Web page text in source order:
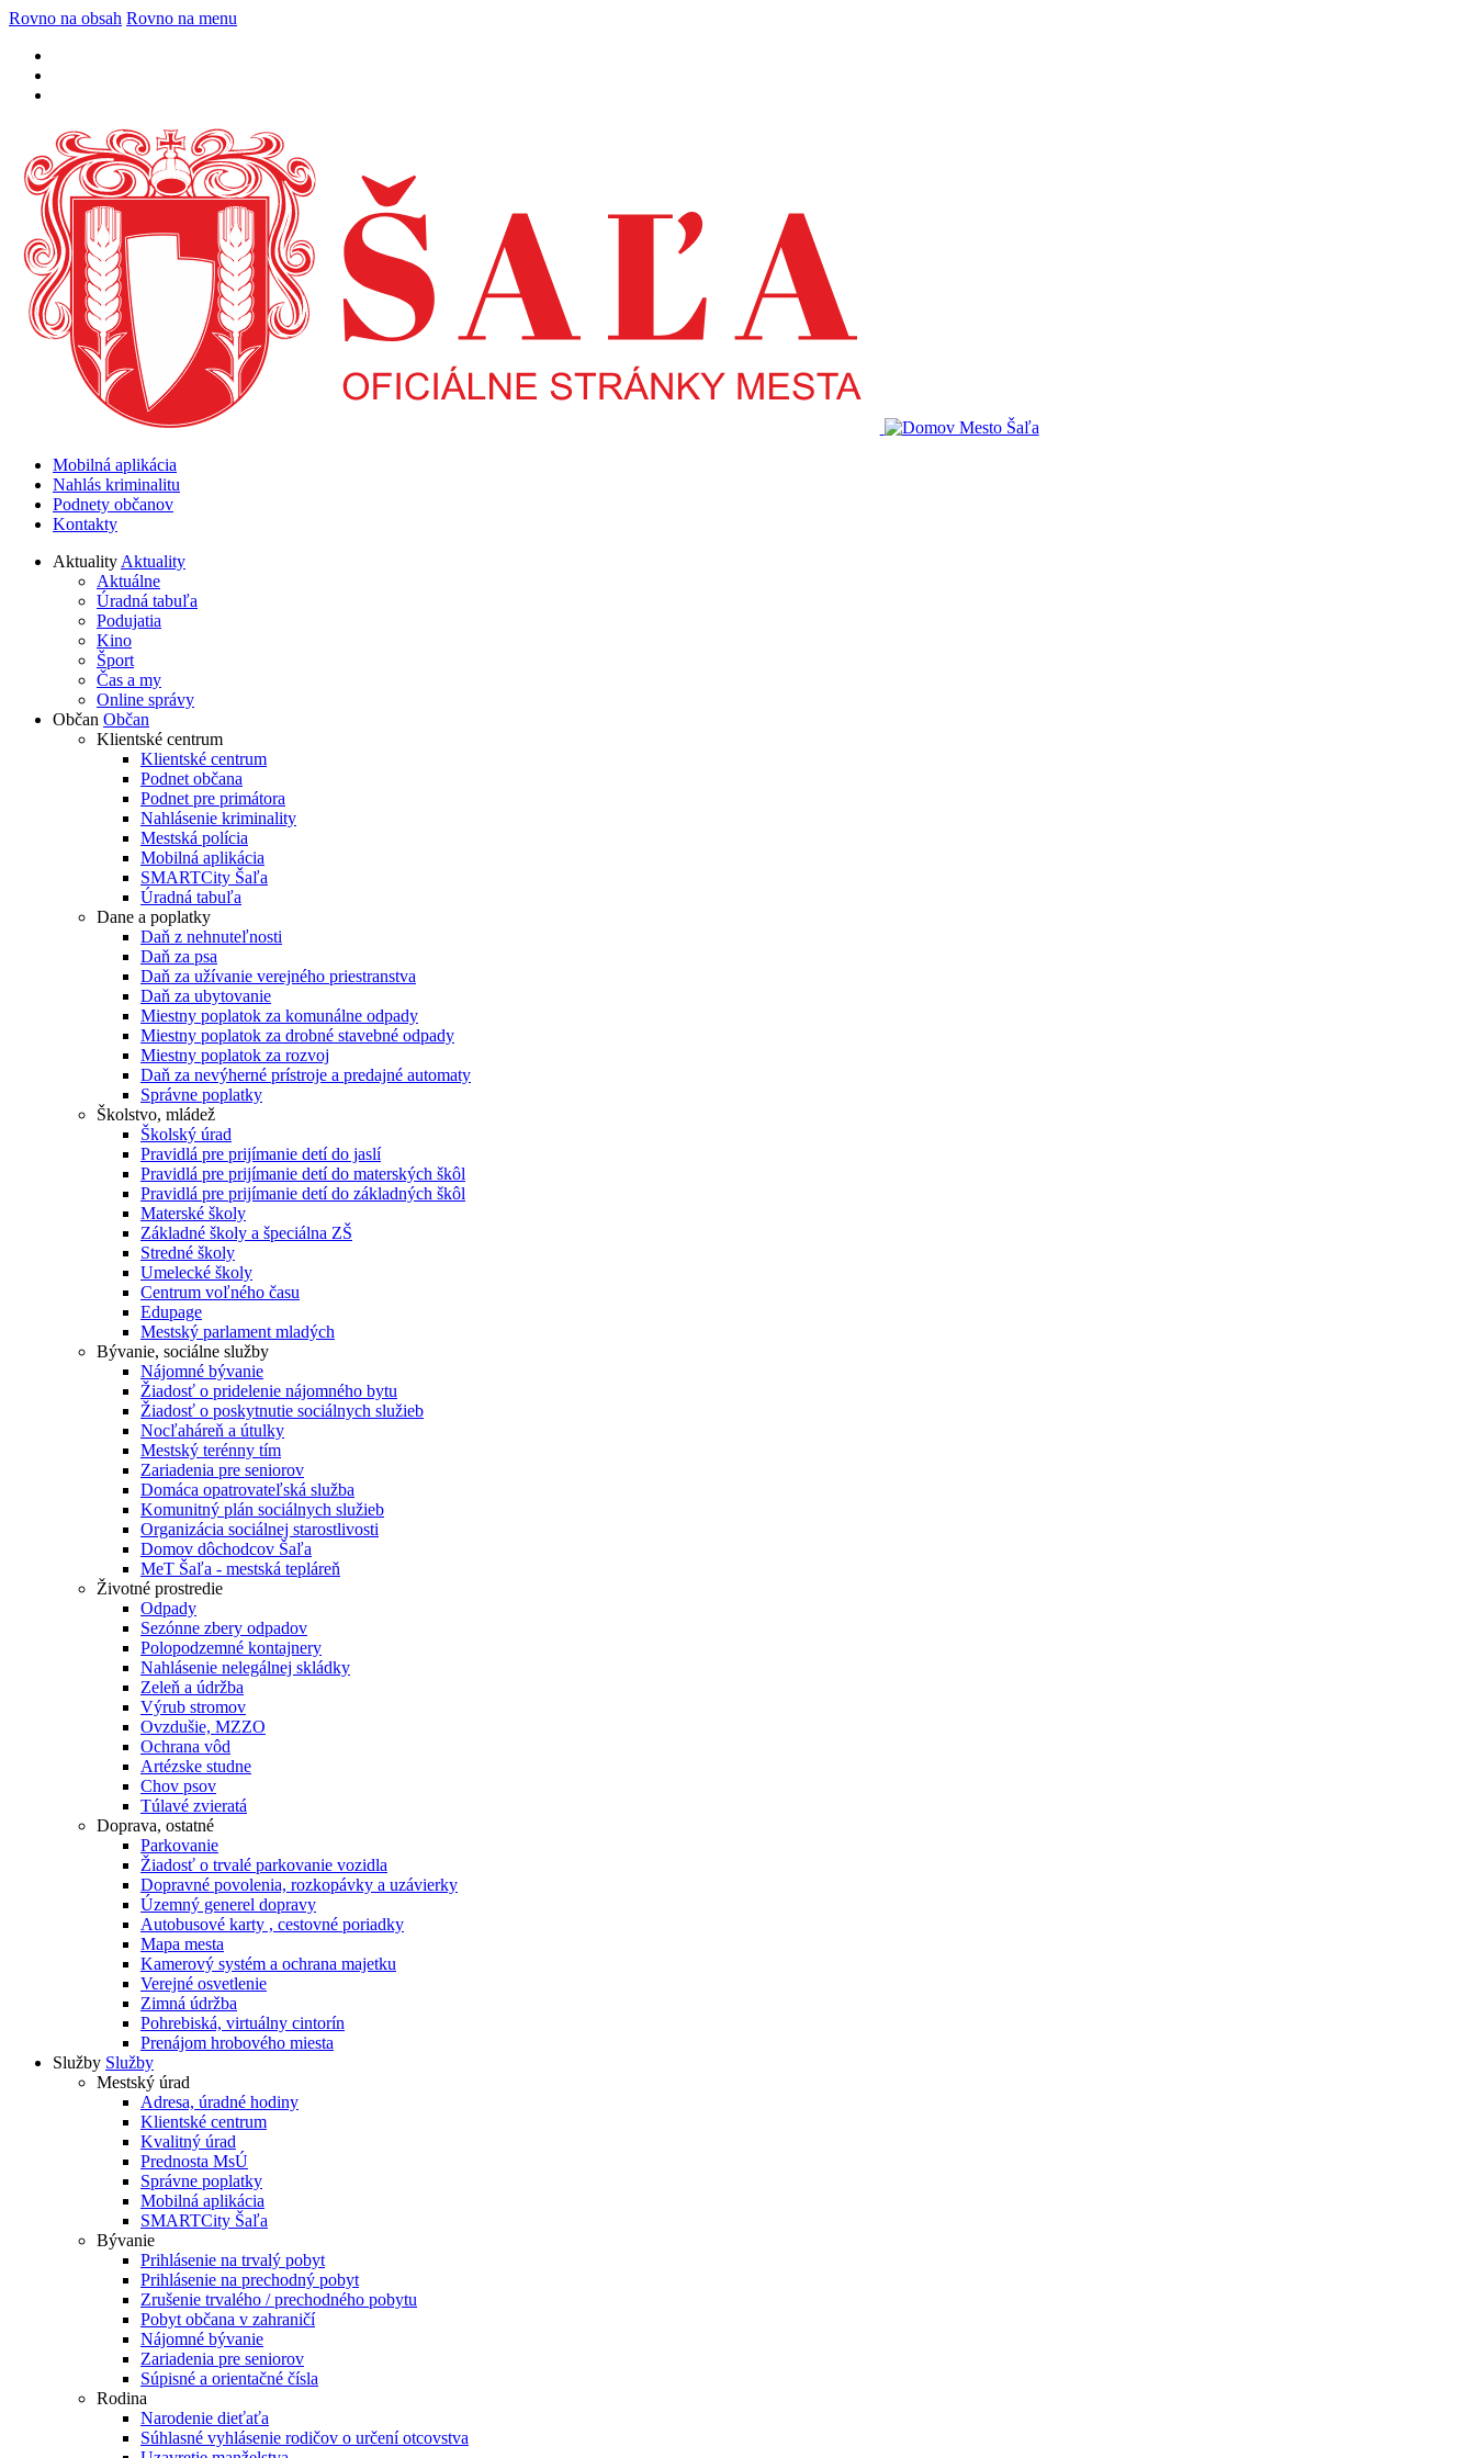
Rovno na obsah Rovno na menu
Mobilná aplikácia
Nahlás kriminalitu
Podnety občanov
Kontakty
AktualityAktuality
Aktuálne
Úradná tabuľa
Podujatia
Kino
Šport
Čas a my
Online správy
Občan Občan
Klientské centrum
Klientské centrum
Podnet občana
Podnet pre primátora
Nahlásenie kriminality
Mestská polícia
Mobilná aplikácia
SMARTCity Šaľa
Úradná tabuľa
Dane a poplatky
Daň z nehnuteľnosti
Daň za psa
Daň za užívanie verejného priestranstva
Daň za ubytovanie
Miestny poplatok za komunálne odpady
Miestny poplatok za drobné stavebné odpady
Miestny poplatok za rozvoj
Daň za nevýherné prístroje a predajné automaty
Správne poplatky
Školstvo, mládež
Školský úrad
Pravidlá pre prijímanie detí do jaslí
Pravidlá pre prijímanie detí do materských škôl
Pravidlá pre prijímanie detí do základných škôl
Materské školy
Základné školy a špeciálna ZŠ
Stredné školy
Umelecké školy
Centrum voľného času
Edupage
Mestský parlament mladých
Bývanie, sociálne služby
Nájomné bývanie
Žiadosť o pridelenie nájomného bytu
Žiadosť o poskytnutie sociálnych služieb
Nocľaháreň a útulky
Mestský terénny tím
Zariadenia pre seniorov
Domáca opatrovateľská služba
Komunitný plán sociálnych služieb
Organizácia sociálnej starostlivosti
Domov dôchodcov Šaľa
MeT Šaľa - mestská tepláreň
Životné prostredie
Odpady
Sezónne zbery odpadov
Polopodzemné kontajnery
Nahlásenie nelegálnej skládky
Zeleň a údržba
Výrub stromov
Ovzdušie, MZZO
Ochrana vôd
Artézske studne
Chov psov
Túlavé zvieratá
Doprava, ostatné
Parkovanie
Žiadosť o trvalé parkovanie vozidla
Dopravné povolenia, rozkopávky a uzávierky
Územný generel dopravy
Autobusové karty , cestovné poriadky
Mapa mesta
Kamerový systém a ochrana majetku
Verejné osvetlenie
Zimná údržba
Pohrebiská, virtuálny cintorín
Prenájom hrobového miesta
Služby Služby
Mestský úrad
Adresa, úradné hodiny
Klientské centrum
Kvalitný úrad
Prednosta MsÚ
Správne poplatky
Mobilná aplikácia
SMARTCity Šaľa
Bývanie
Prihlásenie na trvalý pobyt
Prihlásenie na prechodný pobyt
Zrušenie trvalého / prechodného pobytu
Pobyt občana v zahraničí
Nájomné bývanie
Zariadenia pre seniorov
Súpisné a orientačné čísla
Rodina
Narodenie dieťaťa
Súhlasné vyhlásenie rodičov o určení otcovstva